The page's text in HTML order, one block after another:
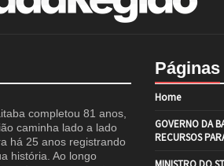
completou 81 anos,
caminha lado a lado
há 25 anos registrando
história. Ao longo
Páginas
Home
GOVERNO DA
RECURSOS